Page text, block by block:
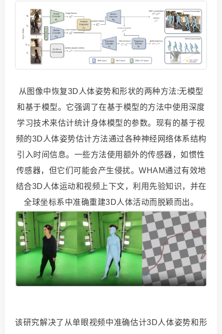
从图像中恢复3D人体姿势和形状的两种方法:无模型
和基于模型。它强调了在基于模型的方法中使用深度
学习技术来估计统计身体模型的参数。现有的基于视
频的3D人体姿势估计方法通过各种神经网络体系结构
引入时间信息。一些方法使用额外的传感器，如惯性
传感器，但它们可能会产生侵扰。WHAM通过有效地
结合3D人体运动和视频上下文，利用先验知识，并在
全球坐标系中准确重建3D人体活动而脱颖而出。
该研究解决了从单眼视频中准确估计3D人体姿势和形